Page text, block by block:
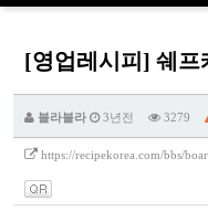
[영업레시피] 쉐프
블라블라 3년전 3279
https://recipekorea.com/bbs/